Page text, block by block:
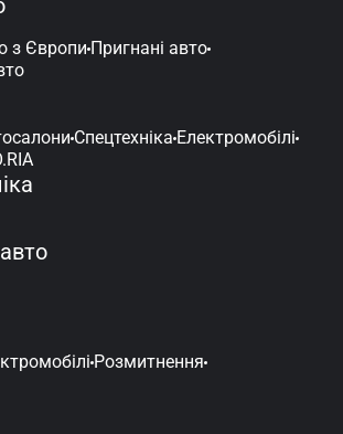
з Європи Пригнані авто
Спецтехніка Електромобілі
Розмитнення